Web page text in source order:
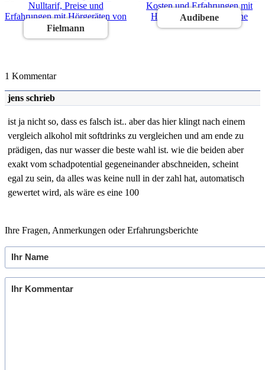
Fielmann
Audibene
1 Kommentar
jens schrieb
ist ja nicht so, dass es falsch ist.. aber das hier klingt nach einem
vergleich alkohol mit softdrinks zu vergleichen und am ende zu
prädigen, das nur wasser die beste wahl ist. wie die beiden aber
exakt vom schadpotential gegeneinander abschneiden, scheint
egal zu sein, da alles was keine null in der zahl hat, automatisch
gewertet wird, als wäre es eine 100
Ihre Fragen, Anmerkungen oder Erfahrungsberichte